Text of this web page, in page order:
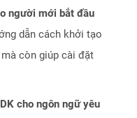
người mới bắt đầu
dẫn cách khởi tạo
còn giúp cài đặt
cho ngôn ngữ yêu